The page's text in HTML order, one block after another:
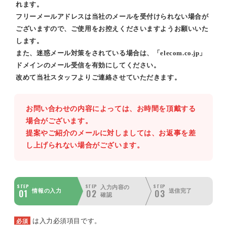
れます。
フリーメールアドレスは当社のメールを受付けられない場合が
ございますので、ご使用をお控えくださいますようお願いいた
します。
また、迷惑メール対策をされている場合は、「elecom.co.jp」
ドメインのメール受信を有効にしてください。
改めて当社スタッフよりご連絡させていただきます。
お問い合わせの内容によっては、お時間を頂戴する
場合がございます。
提案やご紹介のメールに対しましては、お返事を差
し上げられない場合がございます。
STEP
01 情報の入力
STEP
02
入力内容の
確認
STEP
03 送信完了
必須 は入力必須項目です。